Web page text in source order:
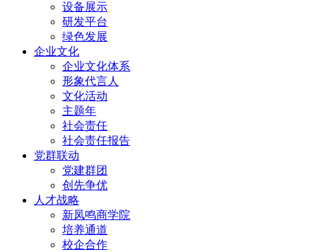
设备展示
研发平台
绿色发展
企业文化
企业文化体系
形象代言人
文化活动
主题年
社会责任
社会责任报告
党群联动
党建群团
创先争优
人才战略
新凤鸣商学院
培养通道
校企合作